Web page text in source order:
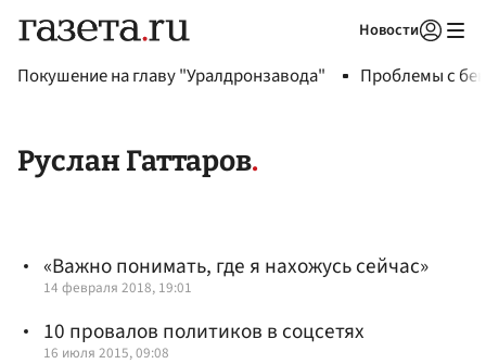
Новости
Покушение на главу "Уралдронзавода" Проблемы с
Руслан Гаттаров
«Важно понимать, где я нахожусь сейчас»
14 февраля 2018, 19:01
10 провалов политиков в соцсетях
16 июля 2015, 09:08